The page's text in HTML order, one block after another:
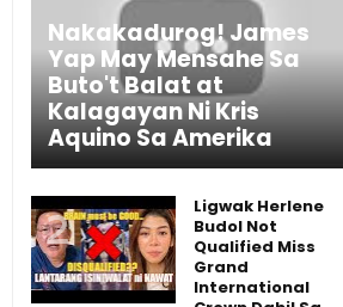
Nakakadurog! James
Yap May Mensahe Sa
Buto't Balat at
Kalagayan Ni Kris
Aquino Sa Amerika
Ligwak Herlene
Budol Not
Qualified Miss
Grand
International